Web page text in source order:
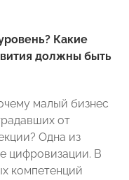
Какие
должны быть
малый бизнес
от
Одна из
цифровизации. В
компетенций